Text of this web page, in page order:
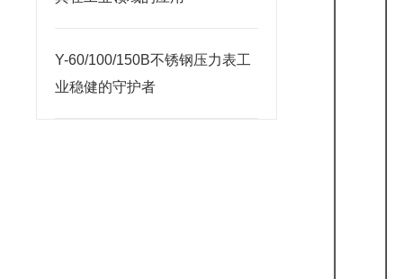
Y-60/100/150B不锈钢压力表工
业稳健的守护者